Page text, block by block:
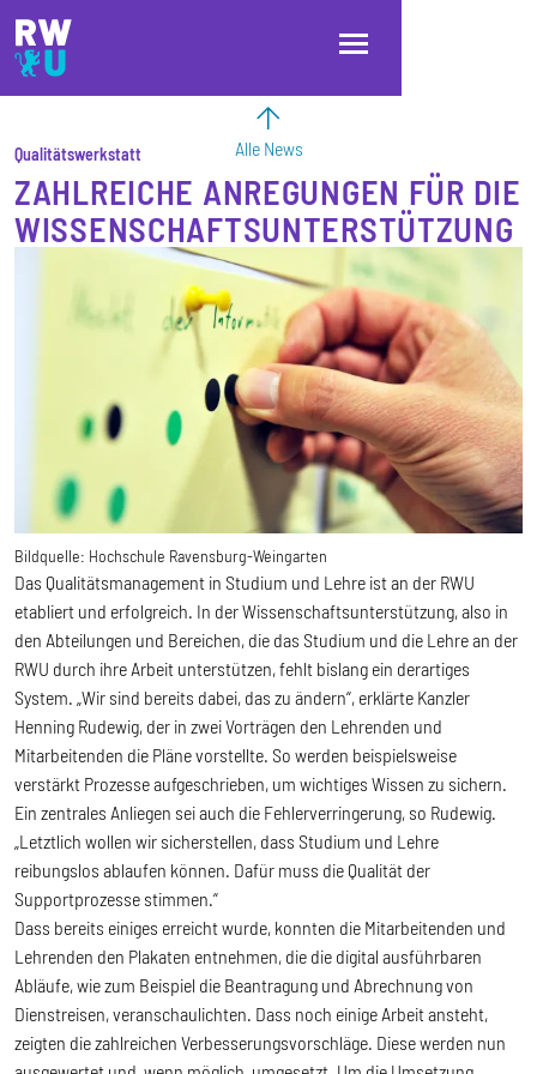
Direkt zum Inhalt
Direkt zur Hauptnavigation
Direkt zum Fußbereich
Alle News
Qualitätswerkstatt
ZAHLREICHE ANREGUNGEN FÜR DIE
WISSENSCHAFTSUNTERSTÜTZUNG
Bildquelle: Hochschule Ravensburg-Weingarten
Das Qualitätsmanagement in Studium und Lehre ist an der RWU
etabliert und erfolgreich. In der Wissenschaftsunterstützung, also in
den Abteilungen und Bereichen, die das Studium und die Lehre an der
RWU durch ihre Arbeit unterstützen, fehlt bislang ein derartiges
System. „Wir sind bereits dabei, das zu ändern“, erklärte Kanzler
Henning Rudewig, der in zwei Vorträgen den Lehrenden und
Mitarbeitenden die Pläne vorstellte. So werden beispielsweise
verstärkt Prozesse aufgeschrieben, um wichtiges Wissen zu sichern.
Ein zentrales Anliegen sei auch die Fehlerverringerung, so Rudewig.
„Letztlich wollen wir sicherstellen, dass Studium und Lehre
reibungslos ablaufen können. Dafür muss die Qualität der
Supportprozesse stimmen.“
Dass bereits einiges erreicht wurde, konnten die Mitarbeitenden und
Lehrenden den Plakaten entnehmen, die die digital ausführbaren
Abläufe, wie zum Beispiel die Beantragung und Abrechnung von
Dienstreisen, veranschaulichten. Dass noch einige Arbeit ansteht,
zeigten die zahlreichen Verbesserungsvorschläge. Diese werden nun